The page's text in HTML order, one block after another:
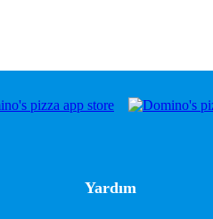
Yardım